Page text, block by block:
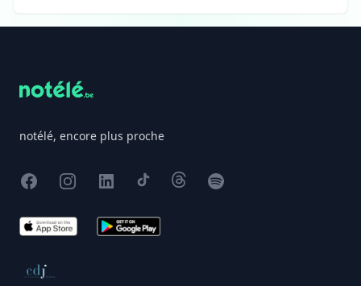
notélé, encore plus proche
FacebookInstagram
X TikTokThreadsSpotify
App Store Google Play
Conseil de déontologie journalistique